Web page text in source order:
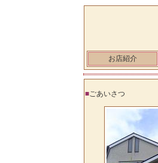
お店紹介
■ごあいさつ